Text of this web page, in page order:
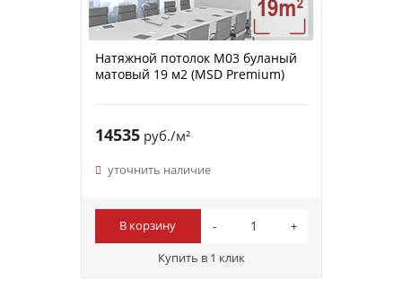
Натяжной потолок M03 буланый
матовый 19 м2 (MSD Premium)
14535руб./м²
уточнить наличие
В корзину
Купить в 1 клик